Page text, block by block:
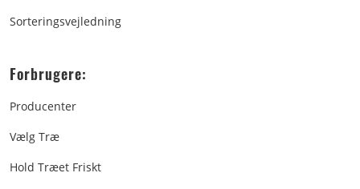
Sorteringsvejledning
Forbrugere:
Producenter
Vælg Træ
Hold Træet Friskt